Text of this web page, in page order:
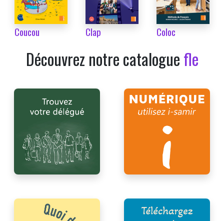
Coucou Clap Coloc
Découvrez notre cataloguefle